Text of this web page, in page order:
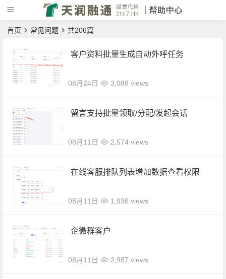
首页 常见问题 共206篇
客户资料批量生成自动外呼任务
08月24日 3,088 views
留言支持批量领取/分配/发起会话
08月11日 2,574 views
在线客服排队列表增加数据查看权限
08月11日 1,936 views
企微群客户
08月11日 2,987 views